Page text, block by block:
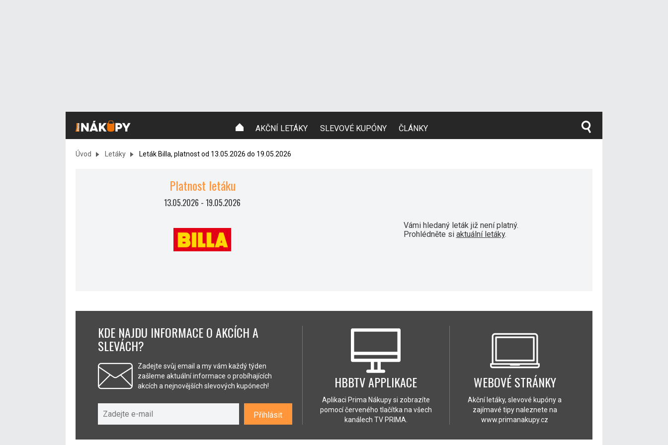
AKČNÍ LETÁKY SLEVOVÉ KUPÓNY ČLÁNKY
Úvod Letáky Leták Billa, platnost od 13.05.2026 do 19.05.2026
Platnost letáku
13.05.2026 - 19.05.2026
Vámi hledaný leták již není platný.
Prohlédněte si aktuální letáky.
KDE NAJDU INFORMACE O AKCÍCH A
SLEVÁCH?
Zadejte svůj email a my vám každý týden
zašleme aktuální informace o probíhajících
akcích a nejnovějších slevových kupónech!
Přihlásit
HBBTV APPLIKACE
Aplikaci Prima Nákupy si zobrazíte
pomocí červeného tlačítka na všech
kanálech TV PRIMA.
WEBOVÉ STRÁNKY
Akční letáky, slevové kupóny a
zajímavé tipy naleznete na
www.primanakupy.cz